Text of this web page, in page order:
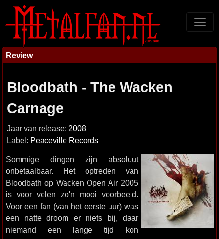
Review
Bloodbath - The Wacken
Carnage
Jaar van release: 2008
Label: Peaceville Records
Sommige dingen zijn absoluut
onbetaalbaar. Het optreden van
Bloodbath op Wacken Open Air 2005
is voor velen zo'n mooi voorbeeld.
Voor een fan (van het eerste uur) was
een natte droom er niets bij, daar
niemand een lange tijd kon